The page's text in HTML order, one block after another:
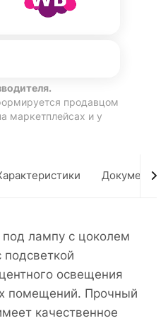
продавцом
маркетплейсах и у
Документы
лампу с цоколем
подсветкой
освещения
помещений. Прочный
качественное